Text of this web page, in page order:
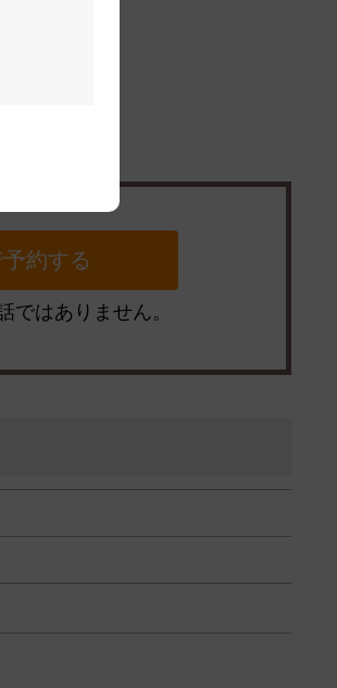
はありません。